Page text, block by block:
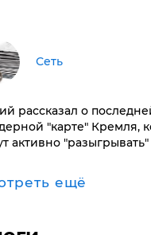
Сеть
рассказал о
"карте" Кремля,
активно "разыгрывать"
ещё